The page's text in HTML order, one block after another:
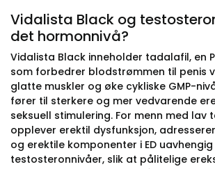
Vidalista Black og
det hormonnivå?
Vidalista Black inneholder tadalafil, en
som forbedrer blodstrømmen til penis
glatte muskler og øke cykliske GMP-
fører til sterkere og mer vedvarende
seksuell stimulering. For menn med lav
opplever erektil dysfunksjon,
og erektile komponenter i ED
testosteronnivåer, slik at pålitelige